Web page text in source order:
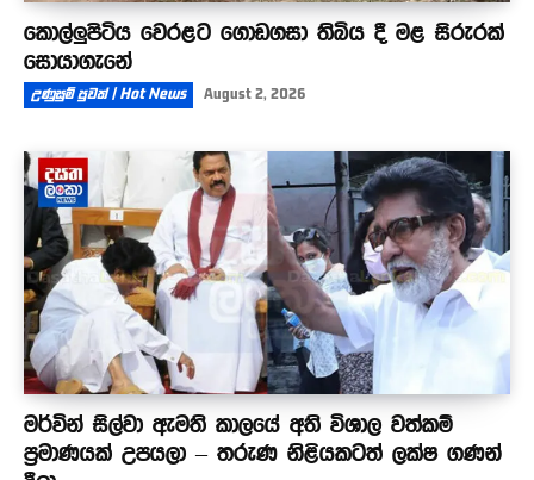
කොල්ලුපිටිය වෙරළට ගොඩගසා තිබිය දී මළ සිරුරක්
සොයාගැනේ
උණුසුම් පුවත් | Hot News August 2, 2026
මර්වින් සිල්වා ඇමති කාලයේ අති විශාල වත්කම්
ප්‍රමාණයක් උපයලා – තරුණ නිළියකටත් ලක්ෂ ගණන්